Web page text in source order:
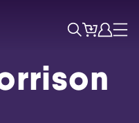
ZoekTicketsAccount
Menu